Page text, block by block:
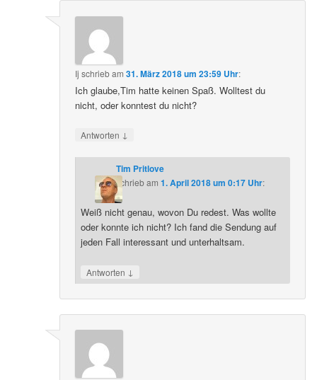
Ij schriebam31. März 2018 um 23:59 Uhr:
Ich glaube,Tim hatte keinen Spaß. Wolltest du
nicht, oder konntest du nicht?
Antworten ↓
Tim Pritlove
schriebam 1. April 2018 um 0:17 Uhr:
Weiß nicht genau, wovon Du redest. Was wollte
oder konnte ich nicht? Ich fand die Sendung auf
jeden Fall interessant und unterhaltsam.
Antworten ↓